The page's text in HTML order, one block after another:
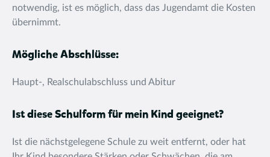
notwendig, ist es möglich, dass das Jugendamt die Kosten
übernimmt.
Mögliche Abschlüsse:
Haupt-, Realschulabschluss und Abitur
Ist diese Schulform für mein Kind geeignet?
Ist die nächstgelegene Schule zu weit entfernt, oder hat